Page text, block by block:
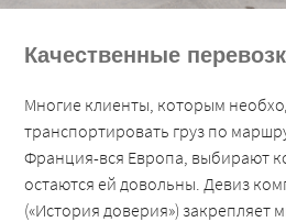
Качественные
Многие клиенты, которым
транспортировать груз по
Франция-вся Европа, выбирают
остаются ей довольны. Девиз
(«История доверия») закрепляет